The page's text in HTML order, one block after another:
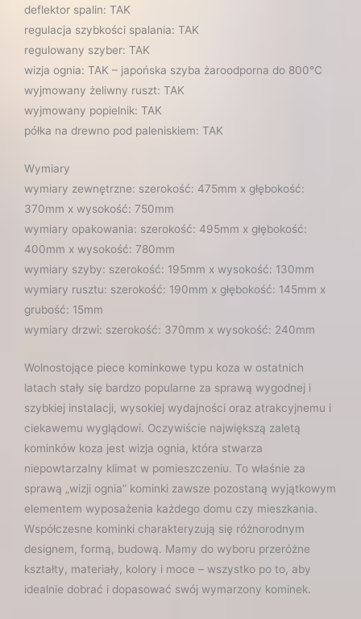
deflektor spalin: TAK
regulacja szybkości spalania: TAK
regulowany szyber: TAK
wizja ognia: TAK – japońska szyba żaroodporna do 800°C
wyjmowany żeliwny ruszt: TAK
wyjmowany popielnik: TAK
półka na drewno pod paleniskiem: TAK
Wymiary
wymiary zewnętrzne: szerokość: 475mm x głębokość:
370mm x wysokość: 750mm
wymiary opakowania: szerokość: 495mm x głębokość:
400mm x wysokość: 780mm
wymiary szyby: szerokość: 195mm x wysokość: 130mm
wymiary rusztu: szerokość: 190mm x głębokość: 145mm x
grubość: 15mm
wymiary drzwi: szerokość: 370mm x wysokość: 240mm
Wolnostojące piece kominkowe typu koza w ostatnich
latach stały się bardzo popularne za sprawą wygodnej i
szybkiej instalacji, wysokiej wydajności oraz atrakcyjnemu i
ciekawemu wyglądowi. Oczywiście największą zaletą
kominków koza jest wizja ognia, która stwarza
niepowtarzalny klimat w pomieszczeniu. To właśnie za
sprawą „wizji ognia” kominki zawsze pozostaną wyjątkowym
elementem wyposażenia każdego domu czy mieszkania.
Współczesne kominki charakteryzują się różnorodnym
designem, formą, budową. Mamy do wyboru przeróżne
kształty, materiały, kolory i moce – wszystko po to, aby
idealnie dobrać i dopasować swój wymarzony kominek.